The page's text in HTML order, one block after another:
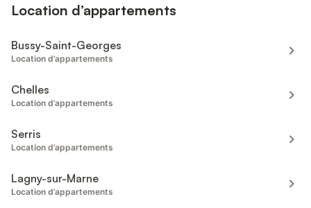
Location d’appartements
Bussy-Saint-Georges
Location d’appartements
Chelles
Location d’appartements
Serris
Location d’appartements
Lagny-sur-Marne
Location d’appartements